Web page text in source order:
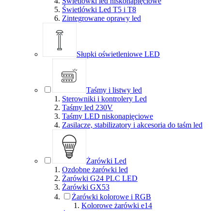
Świetlówki Led T5 i T8
Zintegrowane oprawy led
Słupki oświetleniowe LED
Taśmy i listwy led
Sterowniki i kontrolery Led
Taśmy led 230V
Taśmy LED niskonapięciowe
Zasilacze, stabilizatory i akcesoria do taśm led
Żarówki Led
Ozdobne żarówki led
Żarówki G24 PLC LED
Żarówki GX53
Żarówki kolorowe i RGB
Kolorowe żarówki e14